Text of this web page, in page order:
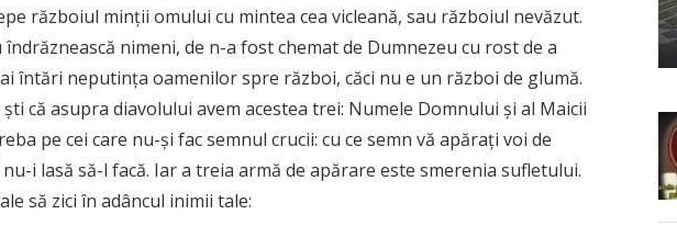
războiul minţii omului cu mintea cea vicleană, sau războiul nevăzut.
nimeni, de n-a fost chemat de Dumnezeu cu rost de a
întări neputinţa oamenilor spre război, căci nu e un război de glumă.
că asupra diavolului avem acestea trei: Numele Domnului şi al Maicii
pe cei care nu-şi fac semnul crucii: cu ce semn vă apăraţi voi de
i lasă să-l facă. Iar a treia armă de apărare este smerenia sufletului.
să zici în adâncul inimii tale: